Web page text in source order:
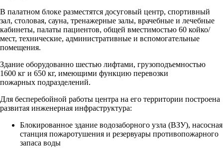
В палатном блоке разместятся досуговый центр, спортивный
зал, столовая, сауна, тренажерные залы, врачебные и лечебные
кабинеты, палаты пациентов, общей вместимостью 60 койко/
мест, технические, административные и вспомогательные
помещения.
Здание оборудованно шестью лифтами, грузоподъемностью
1600 кг и 650 кг, имеющими функцию перевозки
пожарных подразделений.
Для бесперебойной работы центра на его территории построена
развитая инженерная инфраструктура:
Блокированное здание водозаборного узла (ВЗУ), насосная
станция пожаротушения и резервуары противопожарного
запаса воды